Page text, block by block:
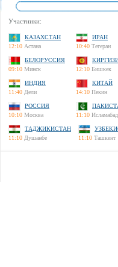
Участники:
КАЗАХСТАН
12:10 Астана
ИРАН
10:40 Тегеран
БЕЛОРУССИЯ
09:10 Минск
12:10 Бишкек
ИНДИЯ
11:40 Дели
КИТАЙ
14:10 Пекин
РОССИЯ
10:10 Москва
11:10 Исламабад
ТАДЖИКИСТАН
11:10 Душанбе
11:10 Ташкент